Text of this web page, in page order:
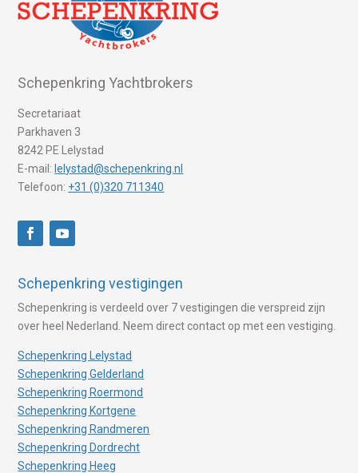
Schepenkring Yachtbrokers
Secretariaat
Parkhaven 3
8242 PE Lelystad
E-mail: lelystad@schepenkring.nl
Telefoon: +31 (0)320 711340
Schepenkring vestigingen
Schepenkring is verdeeld over 7 vestigingen die verspreid zijn
over heel Nederland. Neem direct contact op met een vestiging.
Schepenkring Lelystad
Schepenkring Gelderland
Schepenkring Roermond
Schepenkring Kortgene
Schepenkring Randmeren
Schepenkring Dordrecht
Schepenkring Heeg